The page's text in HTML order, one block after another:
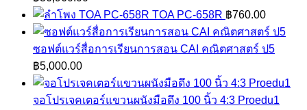
range:
฿35,960.00
through
TOA PC-658R ฿760.00
ซอฟต์แวร์สื่อการเรียนการสอน CAI คณิตศาสตร์ ป5
฿5,000.00
จอโปรเจคเตอร์แขวนผนังมือดึง 100 นิ้ว 4:3 Proedu1